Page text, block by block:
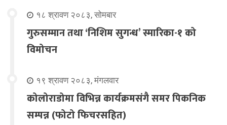
१८ श्रावण २०८३, सोमबार
गुरुसम्मान तथा ‘निशिम सुगन्ध’ स्मारिका-१ को
विमोचन
१९ श्रावण २०८३, मंगलवार
कोलोराडोमा विभिन्न कार्यक्रमसंगै समर पिकनिक
सम्पन्न (फोटो फिचरसहित)